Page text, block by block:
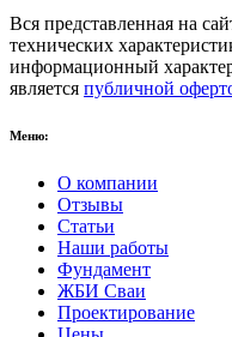
Вся представленная на
технических
информационный
является публичной
Меню:
О компании
Отзывы
Статьи
Наши работы
Фундамент
ЖБИ Сваи
Проектирование